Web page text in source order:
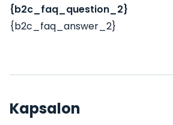
{b2c_faq_question_2}
{b2c_faq_answer_2}
Kapsalon